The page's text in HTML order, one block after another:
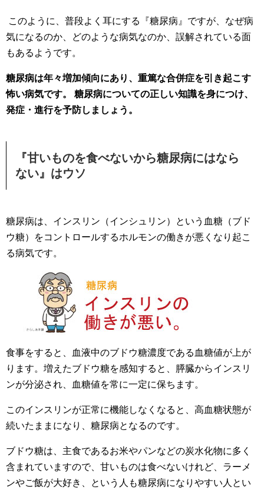
このように、普段よく耳にする『糖尿病』ですが、なぜ病
気になるのか、どのような病気なのか、誤解されている面
もあるようです。
糖尿病は年々増加傾向にあり、重篤な合併症を引き起こす
怖い病気です。
糖尿病についての正しい知識を身につけ、
発症・進行を予防しましょう。
『甘いものを食べないから糖尿病にはなら
ない』はウソ
糖尿病は、インスリン（インシュリン）という血糖（ブド
ウ糖）をコントロールするホルモンの働きが悪くなり起こ
る病気です。
食事をすると、血液中のブドウ糖濃度である血糖値が上が
ります。増えたブドウ糖を感知すると、膵臓からインスリ
ンが分泌され、血糖値を常に一定に保ちます。
このインスリンが正常に機能しなくなると、高血糖状態が
続いたままになり、糖尿病となるのです。
ブドウ糖は、主食であるお米やパンなどの炭水化物に多く
含まれていますので、甘いものは食べないけれど、ラーメ
ンやご飯が大好き、という人も糖尿病になりやすい人とい